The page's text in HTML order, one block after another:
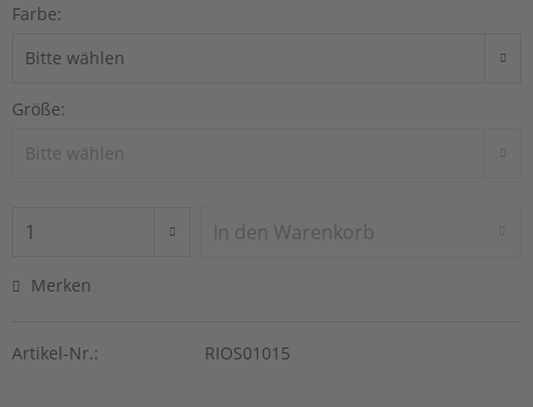
Farbe:
Größe:
In den Warenkorb
Merken
Artikel-Nr.: RIOS01015